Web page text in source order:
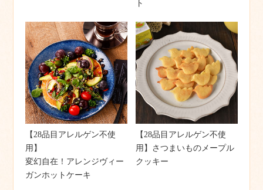
ト
【28品目アレルゲン不使
用】
変幻自在！アレンジヴィー
ガンホットケーキ
【28品目アレルゲン不使
用】さつまいものメープル
クッキー